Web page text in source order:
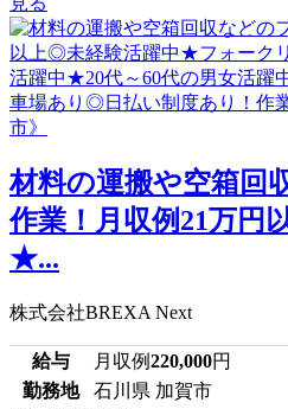
材料の運搬や空箱回
作業！月収例21万円
★...
株式会社BREXA Next
給与 月収例220,000円
勤務地
石川県 加賀市